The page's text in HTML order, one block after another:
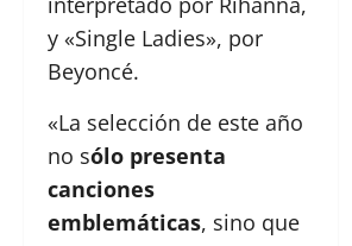
y «Single Ladies», por
Beyoncé.
«La selección de este año
no sólo presenta
canciones
emblemáticas, sino que